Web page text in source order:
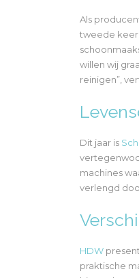
Als
tweede keer
willen wij
reinigen”,
Dit jaar is
machines
verlengd
HDW
praktische